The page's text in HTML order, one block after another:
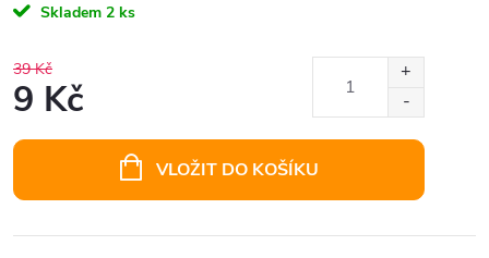
Skladem 2 ks
39 Kč
9 Kč
VLOŽIT DO KOŠÍKU